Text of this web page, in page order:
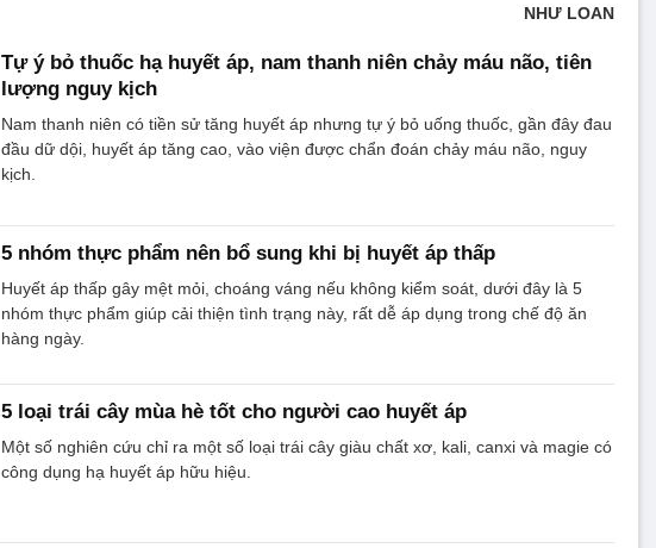
NHƯ LOAN
Tự ý bỏ thuốc hạ huyết áp, nam thanh niên chảy máu não, tiên
lượng nguy kịch
Nam thanh niên có tiền sử tăng huyết áp nhưng tự ý bỏ uống thuốc, gần đây đau
đầu dữ dội, huyết áp tăng cao, vào viện được chẩn đoán chảy máu não, nguy
kịch.
5 nhóm thực phẩm nên bổ sung khi bị huyết áp thấp
Huyết áp thấp gây mệt mỏi, choáng váng nếu không kiểm soát, dưới đây là 5
nhóm thực phẩm giúp cải thiện tình trạng này, rất dễ áp dụng trong chế độ ăn
hàng ngày.
5 loại trái cây mùa hè tốt cho người cao huyết áp
Một số nghiên cứu chỉ ra một số loại trái cây giàu chất xơ, kali, canxi và magie có
công dụng hạ huyết áp hữu hiệu.